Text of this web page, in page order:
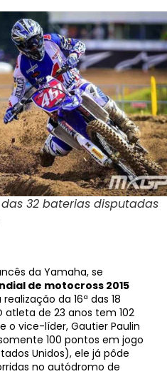
das 32 baterias disputadas
da Yamaha, se
de motocross 2015
da 16ª das 18
de 23 anos tem 102
o vice-líder, Gautier Paulin
100 pontos em jogo
Unidos), ele já pôde
no autódromo de